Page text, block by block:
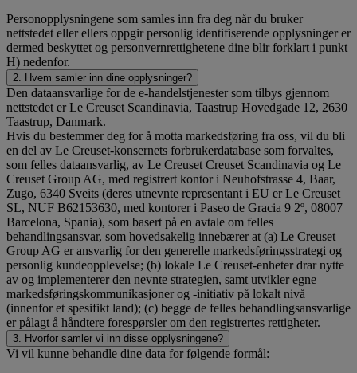
Personopplysningene som samles inn fra deg når du bruker
nettstedet eller ellers oppgir personlig identifiserende opplysninger er
dermed beskyttet og personvernrettighetene dine blir forklart i punkt
H) nedenfor.
2. Hvem samler inn dine opplysninger?
Den dataansvarlige for de e-handelstjenester som tilbys gjennom
nettstedet er Le Creuset Scandinavia, Taastrup Hovedgade 12, 2630
Taastrup, Danmark.
Hvis du bestemmer deg for å motta markedsføring fra oss, vil du bli
en del av Le Creuset-konsernets forbrukerdatabase som forvaltes,
som felles dataansvarlig, av Le Creuset Creuset Scandinavia og Le
Creuset Group AG, med registrert kontor i Neuhofstrasse 4, Baar,
Zugo, 6340 Sveits (deres utnevnte representant i EU er Le Creuset
SL, NUF B62153630, med kontorer i Paseo de Gracia 9 2º, 08007
Barcelona, Spania), som basert på en avtale om felles
behandlingsansvar, som hovedsakelig innebærer at (a) Le Creuset
Group AG er ansvarlig for den generelle markedsføringsstrategi og
personlig kundeopplevelse; (b) lokale Le Creuset-enheter drar nytte
av og implementerer den nevnte strategien, samt utvikler egne
markedsføringskommunikasjoner og -initiativ på lokalt nivå
(innenfor et spesifikt land); (c) begge de felles behandlingsansvarlige
er pålagt å håndtere forespørsler om den registrertes rettigheter.
3. Hvorfor samler vi inn disse opplysningene?
Vi vil kunne behandle dine data for følgende formål: